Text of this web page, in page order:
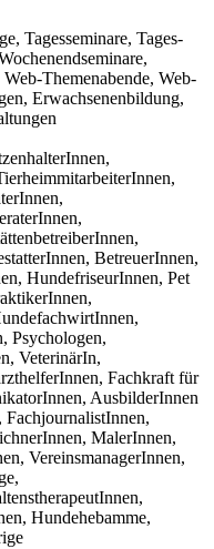
Tagesseminare, Tages-
Themenabende, Web-
Erwachsenenbildung,
BetreuerInnen,
HundefriseurInnen, Pet
Psychologen,
VeterinärIn,
Fachkraft für
AusbilderInnen
MalerInnen,
VereinsmanagerInnen,
Hundehebamme,